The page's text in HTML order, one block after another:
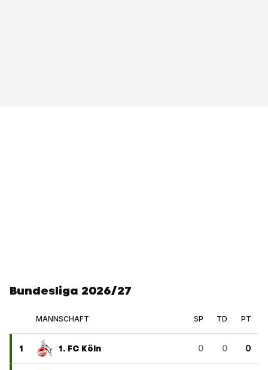
Bundesliga 2026/27
MANNSCHAFT SP TD PT
1 1. FC Köln 0 0 0